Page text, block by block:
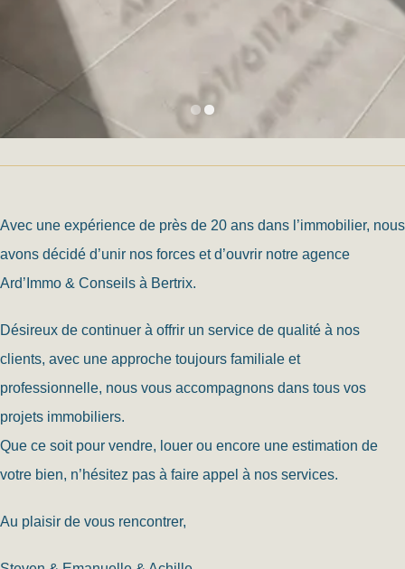
Avec une expérience de près de 20 ans dans l’immobilier, nous
avons décidé d’unir nos forces et d’ouvrir notre agence
Ard’Immo & Conseils à Bertrix.
Désireux de continuer à offrir un service de qualité à nos
clients, avec une approche toujours familiale et
professionnelle, nous vous accompagnons dans tous vos
projets immobiliers.
Que ce soit pour vendre, louer ou encore une estimation de
votre bien, n’hésitez pas à faire appel à nos services.
Au plaisir de vous rencontrer,